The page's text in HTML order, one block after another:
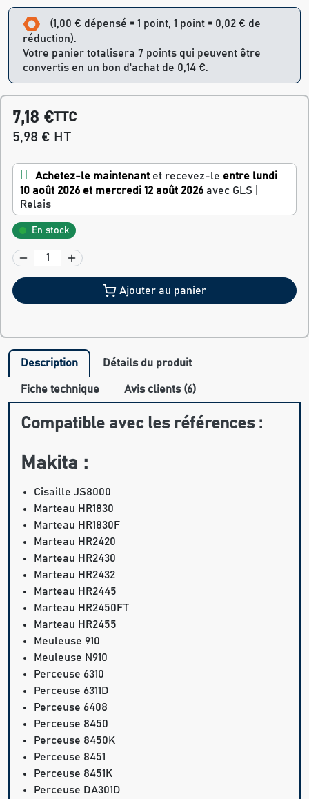
(1,00 € dépensé = 1 point, 1 point = 0,02 € de
réduction).
Votre panier totalisera 7 points qui peuvent être
convertis en un bon d'achat de 0,14 €.
7,18 €TTC
5,98 € HT
Achetez-le maintenant et recevez-le entre lundi
10 août 2026 et mercredi 12 août 2026 avec GLS |
Relais
En stock
Ajouter au panier
Description Détails du produit
Fiche technique Avis clients (6)
Compatible avec les références :
Makita :
Cisaille JS8000
Marteau HR1830
Marteau HR1830F
Marteau HR2420
Marteau HR2430
Marteau HR2432
Marteau HR2445
Marteau HR2450FT
Marteau HR2455
Meuleuse 910
Meuleuse N910
Perceuse 6310
Perceuse 6311D
Perceuse 6408
Perceuse 8450
Perceuse 8450K
Perceuse 8451
Perceuse 8451K
Perceuse DA301D